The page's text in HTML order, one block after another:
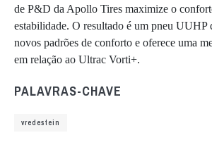
de P&D da Apollo Tires maximize o
estabilidade. O resultado é um pneu UUHP
novos padrões de conforto e oferece uma
em relação ao Ultrac Vorti+.
PALAVRAS-CHAVE
vredestein